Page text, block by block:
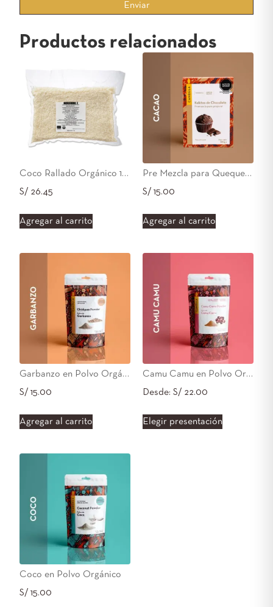
Productos relacionados
Coco Rallado Orgánico 1kg
S/ 26.45
Agregar al carrito
Pre Mezcla para Queque Chocolate (SIN GLUTEN) 280g
S/ 15.00
Agregar al carrito
Garbanzo en Polvo Orgánico 250g
S/ 15.00
Agregar al carrito
Camu Camu en Polvo Orgánico
Desde: S/ 22.00
Elegir presentación
Coco en Polvo Orgánico
S/ 15.00